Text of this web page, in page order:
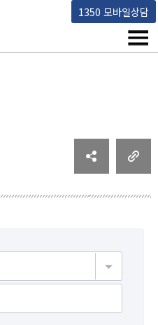
1350 모바일상담
영기관 고객상담센터
메